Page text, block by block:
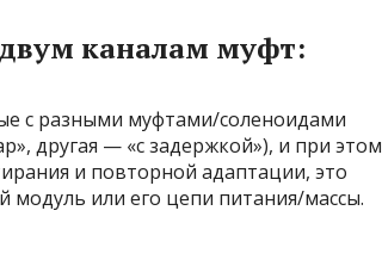
каналам муфт:
с разными муфтами/соленоидами
другая — «с задержкой»), и при этом
и повторной адаптации, это
или его цепи питания/массы.